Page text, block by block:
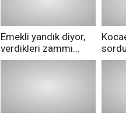
Emekli yandık diyor,
verdikleri zammı
pazarda geri aldılar!